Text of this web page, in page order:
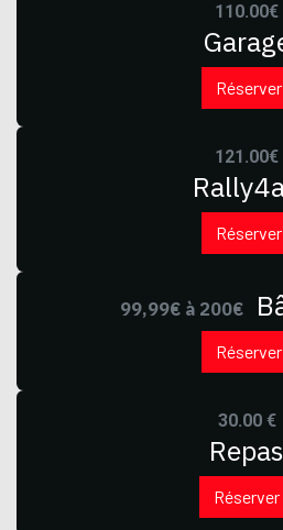
110.00€
Réserver
121.00€
Réserver
99,99€ à 200€
Réserver
30.00 €
Repas
Réserver